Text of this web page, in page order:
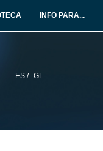
INFO PARA...
ES / GL